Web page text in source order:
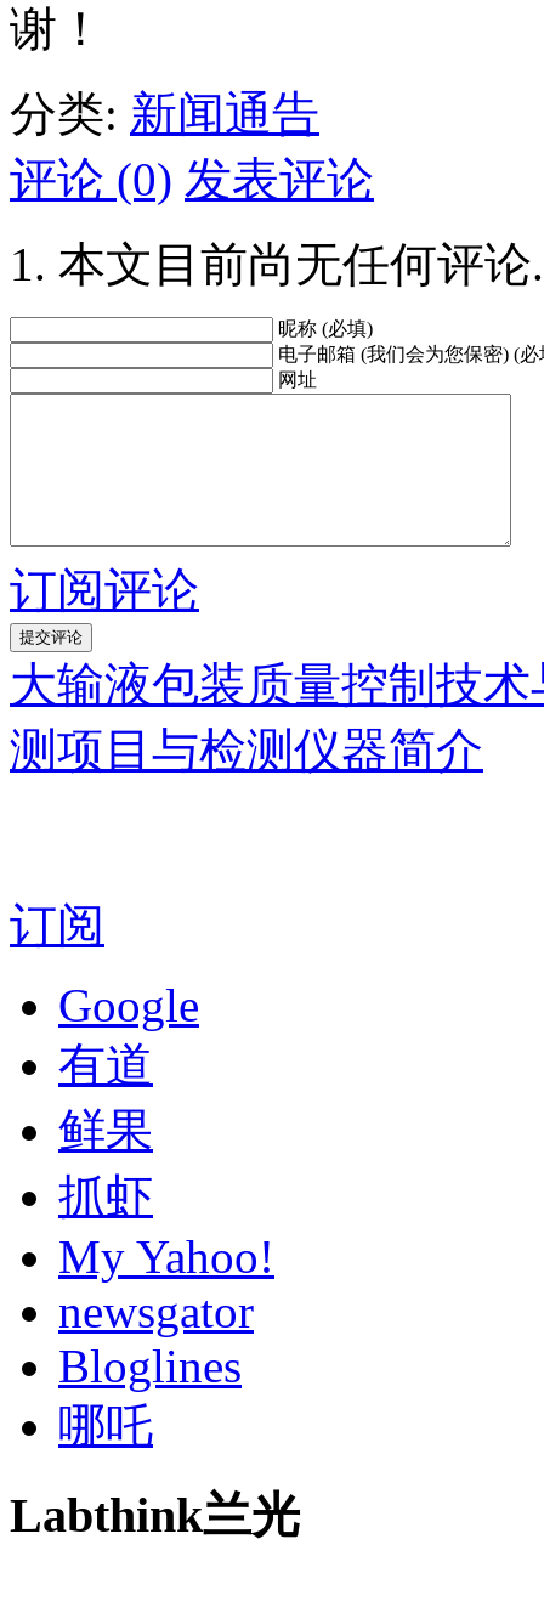
谢！
分类: 新闻通告
评论 (0) 发表评论
本文目前尚无任何评论.
昵称 (必填)
电子邮箱 (我们会为您保密) (必
网址
订阅评论
大输液包装质量控制技
测项目与检测仪器简介
订阅
Google
有道
鲜果
抓虾
My Yahoo!
newsgator
Bloglines
哪吒
Labthink兰光